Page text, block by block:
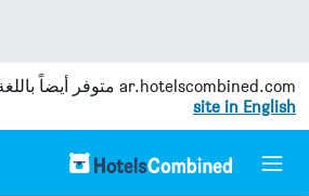
ar.hotelscombined.com متوفر أيضاً
site in English